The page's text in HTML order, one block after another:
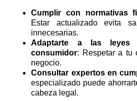
Cumplir con normativas
Estar actualizado evita
innecesarias.
Adaptarte a las leyes
consumidor: Respetar a tu
negocio.
Consultar expertos en
especializado puede
cabeza legal.